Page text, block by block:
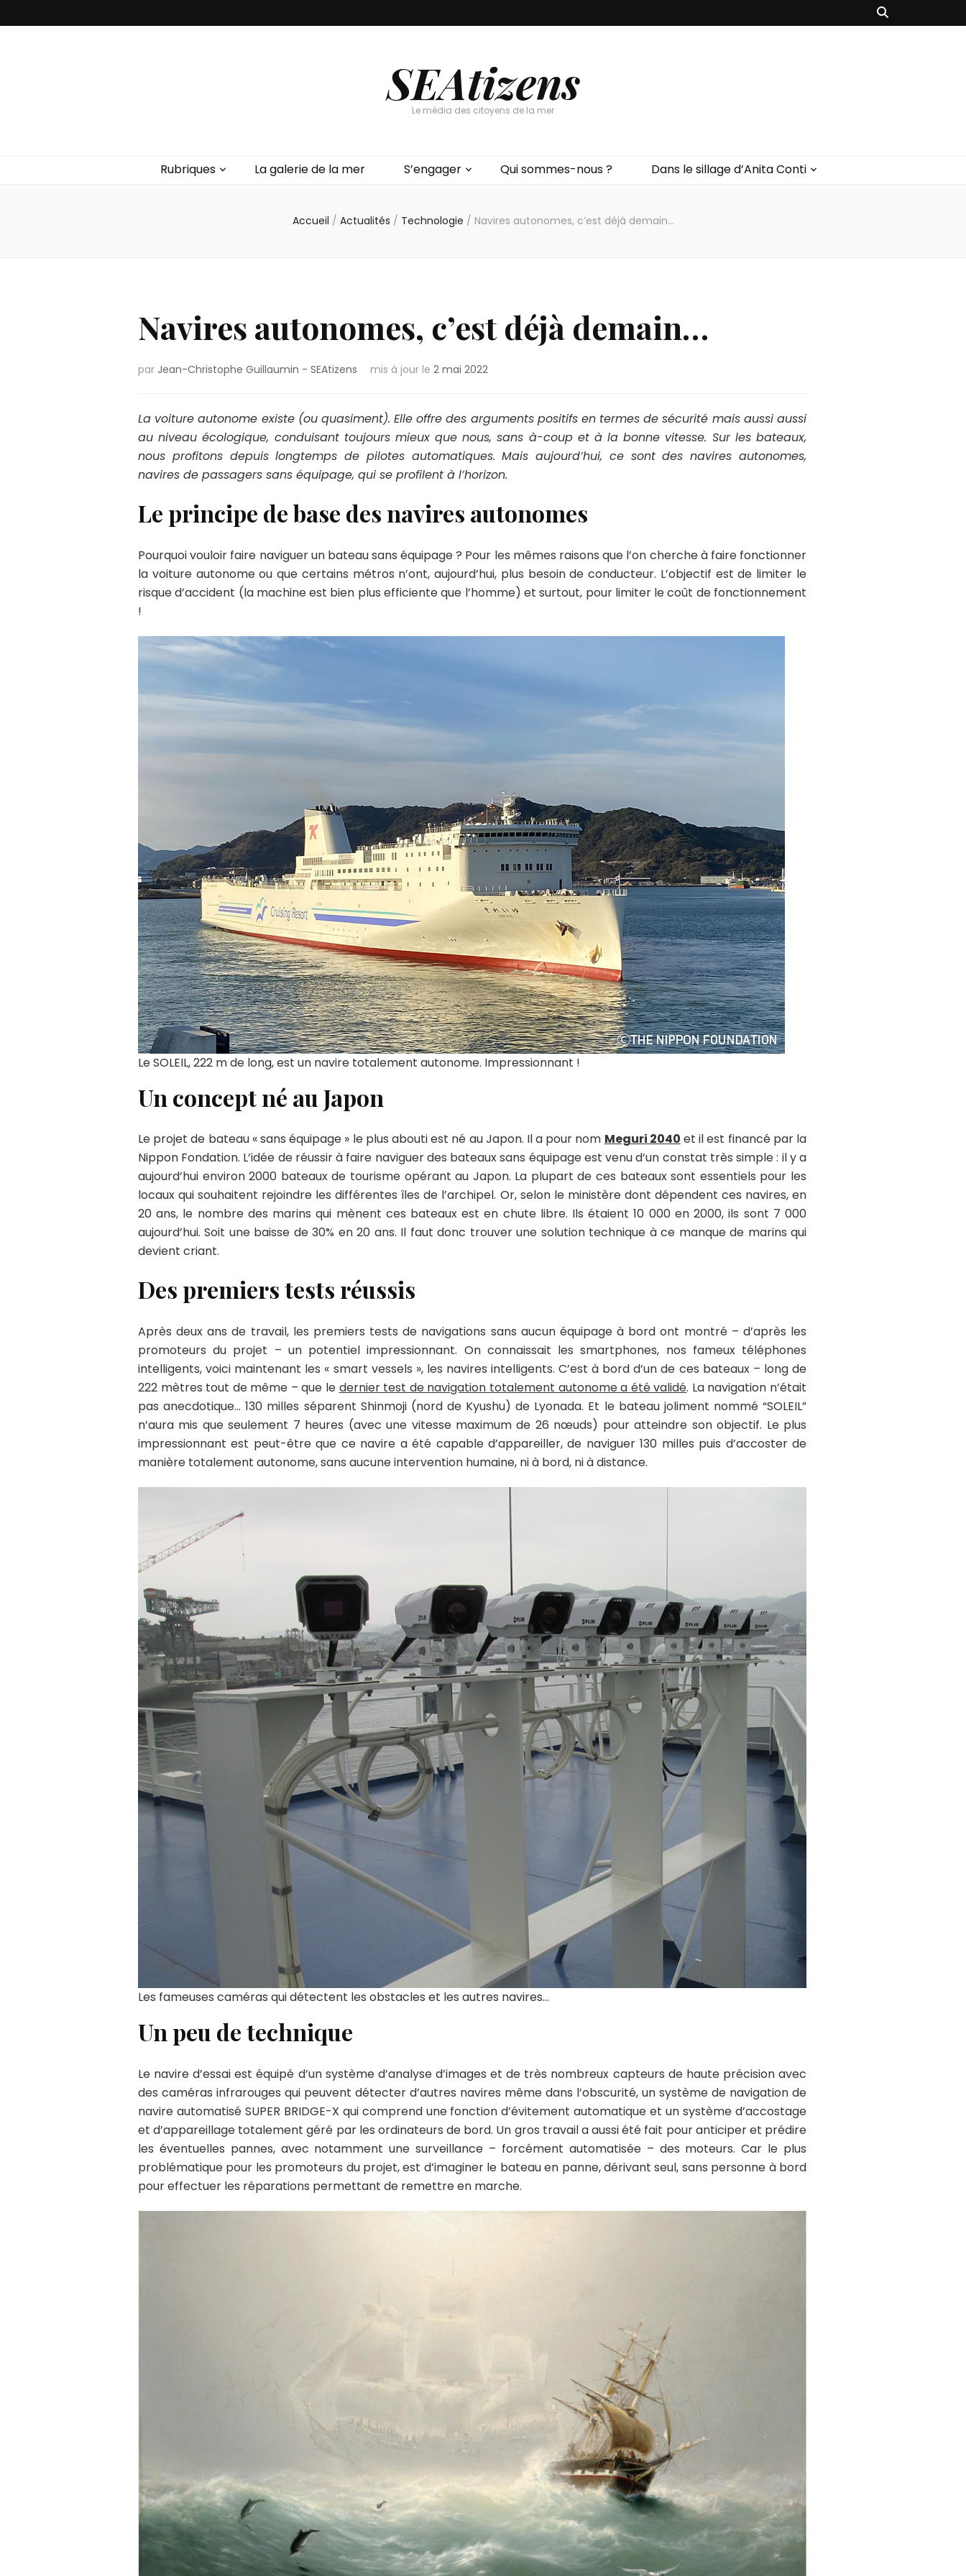
SEAtizens
Le média des citoyens de la mer
Rubriques La galerie de la mer S’engager Qui sommes-nous ? Dans le sillage d’Anita Conti
Accueil / Actualités / Technologie / Navires autonomes, c’est déjà demain…
Navires autonomes, c’est déjà demain…
par Jean-Christophe Guillaumin - SEAtizens mis à jour le 2 mai 2022
La voiture autonome existe (ou quasiment). Elle offre des arguments positifs en termes de sécurité mais aussi aussi
au niveau écologique, conduisant toujours mieux que nous, sans à-coup et à la bonne vitesse. Sur les bateaux,
nous profitons depuis longtemps de pilotes automatiques. Mais aujourd’hui, ce sont des navires autonomes,
navires de passagers sans équipage, qui se profilent à l’horizon.
Le principe de base des navires autonomes
Pourquoi vouloir faire naviguer un bateau sans équipage ? Pour les mêmes raisons que l’on cherche à faire fonctionner
la voiture autonome ou que certains métros n’ont, aujourd’hui, plus besoin de conducteur. L’objectif est de limiter le
risque d’accident (la machine est bien plus efficiente que l’homme) et surtout, pour limiter le coût de fonctionnement
!
Le SOLEIL, 222 m de long, est un navire totalement autonome. Impressionnant !
Un concept né au Japon
Le projet de bateau « sans équipage » le plus abouti est né au Japon. Il a pour nom Meguri 2040 et il est financé par la
Nippon Fondation. L’idée de réussir à faire naviguer des bateaux sans équipage est venu d’un constat très simple : il y a
aujourd’hui environ 2000 bateaux de tourisme opérant au Japon. La plupart de ces bateaux sont essentiels pour les
locaux qui souhaitent rejoindre les différentes îles de l’archipel. Or, selon le ministère dont dépendent ces navires, en
20 ans, le nombre des marins qui mènent ces bateaux est en chute libre. Ils étaient 10 000 en 2000, ils sont 7 000
aujourd’hui. Soit une baisse de 30% en 20 ans. Il faut donc trouver une solution technique à ce manque de marins qui
devient criant.
Des premiers tests réussis
Après deux ans de travail, les premiers tests de navigations sans aucun équipage à bord ont montré – d’après les
promoteurs du projet – un potentiel impressionnant. On connaissait les smartphones, nos fameux téléphones
intelligents, voici maintenant les « smart vessels », les navires intelligents. C’est à bord d’un de ces bateaux – long de
222 mètres tout de même – que le dernier test de navigation totalement autonome a été validé. La navigation n’était
pas anecdotique… 130 milles séparent Shinmoji (nord de Kyushu) de Lyonada. Et le bateau joliment nommé “SOLEIL”
n’aura mis que seulement 7 heures (avec une vitesse maximum de 26 nœuds) pour atteindre son objectif. Le plus
impressionnant est peut-être que ce navire a été capable d’appareiller, de naviguer 130 milles puis d’accoster de
manière totalement autonome, sans aucune intervention humaine, ni à bord, ni à distance.
Les fameuses caméras qui détectent les obstacles et les autres navires…
Un peu de technique
Le navire d’essai est équipé d’un système d’analyse d’images et de très nombreux capteurs de haute précision avec
des caméras infrarouges qui peuvent détecter d’autres navires même dans l’obscurité, un système de navigation de
navire automatisé SUPER BRIDGE-X qui comprend une fonction d’évitement automatique et un système d’accostage
et d’appareillage totalement géré par les ordinateurs de bord. Un gros travail a aussi été fait pour anticiper et prédire
les éventuelles pannes, avec notamment une surveillance – forcément automatisée – des moteurs. Car le plus
problématique pour les promoteurs du projet, est d’imaginer le bateau en panne, dérivant seul, sans personne à bord
pour effectuer les réparations permettant de remettre en marche.